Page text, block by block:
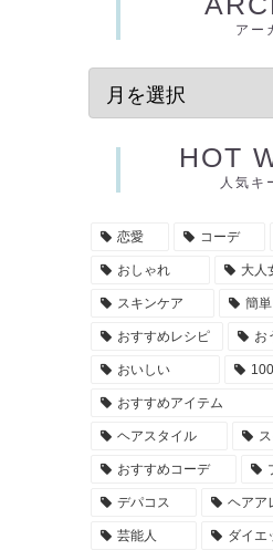
アー
HOT
人気キ
恋愛 コーデ
おしゃれ 大人
スキンケア 簡
おすすめレシピ お
おいしい
おすすめアイテム
ヘアスタイル
おすすめコーデ
デパコス ヘアア
芸能人 ダイエ